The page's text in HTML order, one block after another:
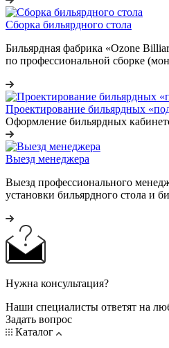
Сборка бильярдного стола
Бильярдная фабрика «Ozone
по профессиональной сборке
Проектирование бильярдных
Оформление бильярдных
Выезд менеджера
Выезд профессионального
установки бильярдного стола и
Нужна консультация?
Наши специалисты ответят на
Задать вопрос
Каталог